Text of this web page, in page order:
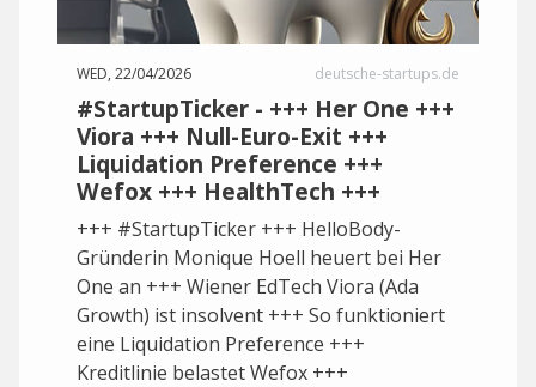
WED, 22/04/2026 deutsche-startups.de
#StartupTicker - +++ Her One +++
Viora +++ Null-Euro-Exit +++
Liquidation Preference +++
Wefox +++ HealthTech +++
+++ #StartupTicker +++ HelloBody-
Gründerin Monique Hoell heuert bei Her
One an +++ Wiener EdTech Viora (Ada
Growth) ist insolvent +++ So funktioniert
eine Liquidation Preference +++
Kreditlinie belastet Wefox +++